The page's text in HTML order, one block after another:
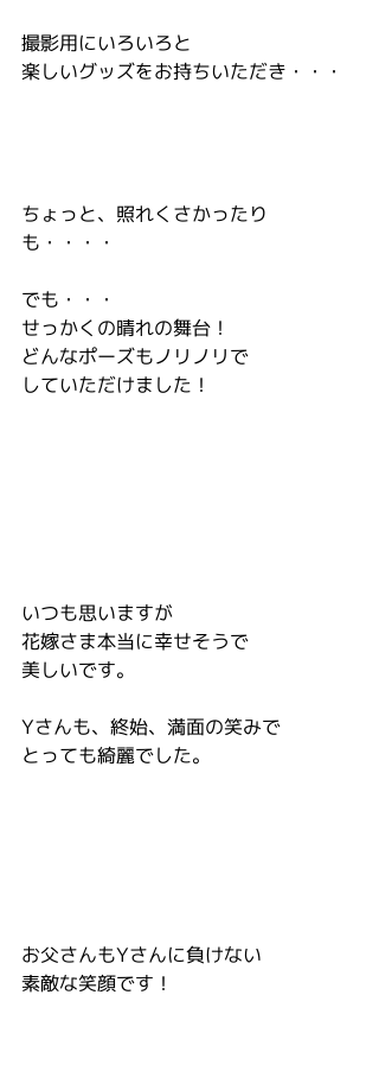
撮影用にいろいろと
楽しいグッズをお持ちいただき・・・
ちょっと、照れくさかったり
も・・・・
でも・・・
せっかくの晴れの舞台！
どんなポーズもノリノリで
していただけました！
いつも思いますが
花嫁さま本当に幸せそうで
美しいです。
Yさんも、終始、満面の笑みで
とっても綺麗でした。
お父さんもYさんに負けない
素敵な笑顔です！